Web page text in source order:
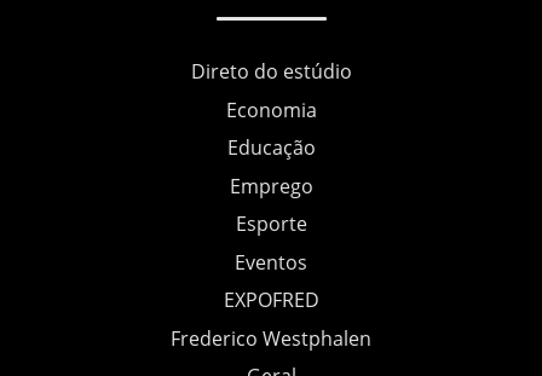
Direto do estúdio
Economia
Educação
Emprego
Esporte
Eventos
EXPOFRED
Frederico Westphalen